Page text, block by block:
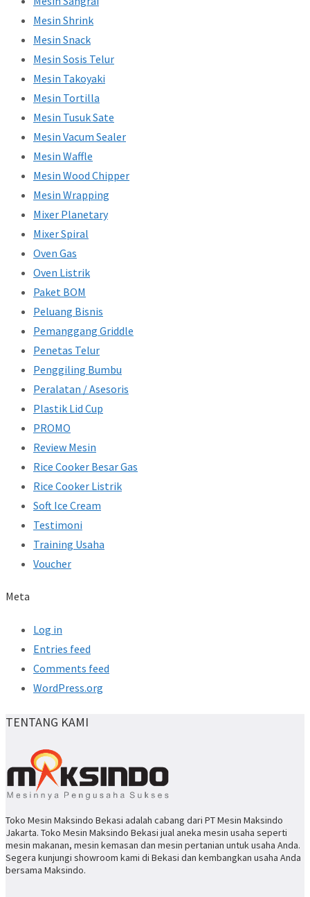
Mesin Shrink
Mesin Snack
Mesin Sosis Telur
Mesin Takoyaki
Mesin Tortilla
Mesin Tusuk Sate
Mesin Vacum Sealer
Mesin Waffle
Mesin Wood Chipper
Mesin Wrapping
Mixer Planetary
Mixer Spiral
Oven Gas
Oven Listrik
Paket BOM
Peluang Bisnis
Pemanggang Griddle
Penetas Telur
Penggiling Bumbu
Peralatan / Asesoris
Plastik Lid Cup
PROMO
Review Mesin
Rice Cooker Besar Gas
Rice Cooker Listrik
Soft Ice Cream
Testimoni
Training Usaha
Voucher
Meta
Log in
Entries feed
Comments feed
WordPress.org
TENTANG KAMI
Toko Mesin Maksindo Bekasi adalah cabang dari PT Mesin Maksindo
Jakarta. Toko Mesin Maksindo Bekasi jual aneka mesin usaha seperti
mesin makanan, mesin kemasan dan mesin pertanian untuk usaha Anda.
Segera kunjungi showroom kami di Bekasi dan kembangkan usaha Anda
bersama Maksindo.